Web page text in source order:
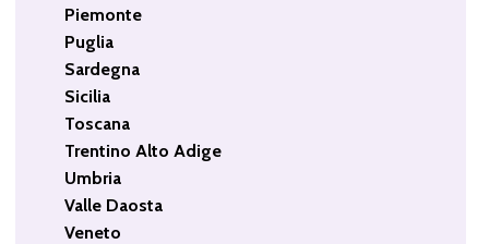
Piemonte
Puglia
Sardegna
Sicilia
Toscana
Trentino Alto Adige
Umbria
Valle Daosta
Veneto